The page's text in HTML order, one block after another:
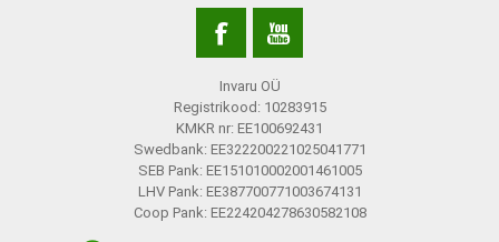
Invaru OÜ
Registrikood: 10283915
KMKR nr: EE100692431
Swedbank: EE322200221025041771
SEB Pank: EE151010002001461005
LHV Pank: EE387700771003674131
Coop Pank: EE224204278630582108